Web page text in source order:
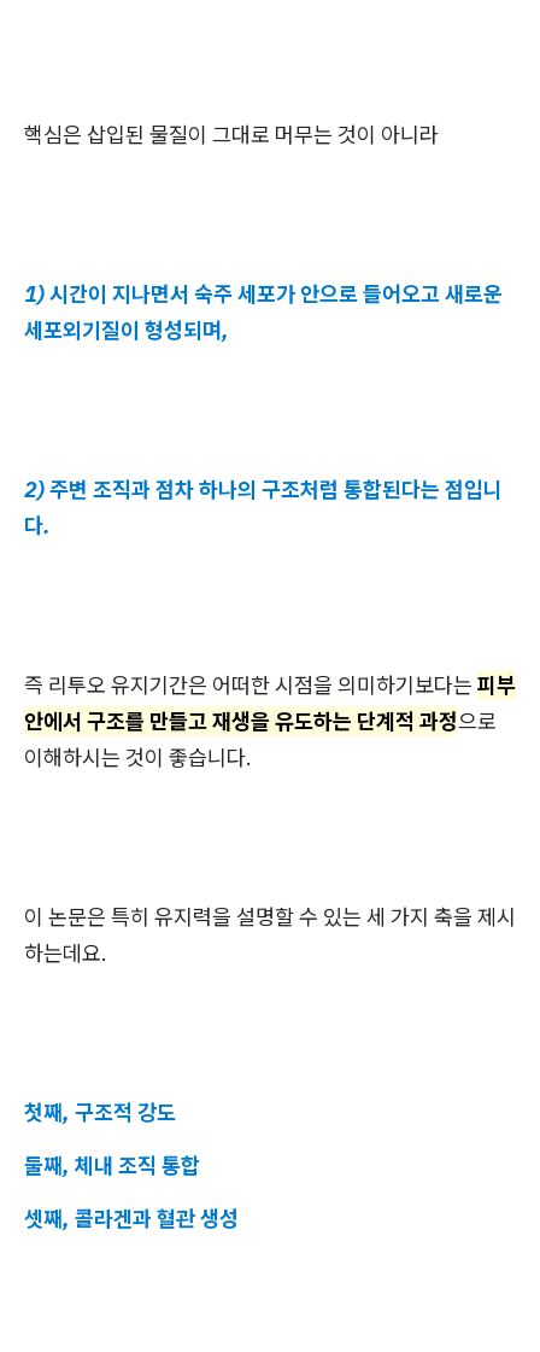
핵심은 삽입된 물질이 그대로 머무는 것이 아니라
1) 시간이 지나면서 숙주 세포가 안으로 들어오고 새로운
세포외기질이 형성되며,
2) 주변 조직과 점차 하나의 구조처럼 통합된다는 점입니
다.
즉 리투오 유지기간은 어떠한 시점을 의미하기보다는 피부
안에서 구조를 만들고 재생을 유도하는 단계적 과정으로
이해하시는 것이 좋습니다.
이 논문은 특히 유지력을 설명할 수 있는 세 가지 축을 제시
하는데요.
첫째, 구조적 강도
둘째, 체내 조직 통합
셋째, 콜라겐과 혈관 생성